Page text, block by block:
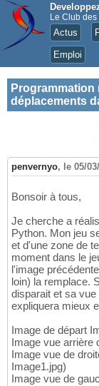
Le Club
Actus
Emploi
déplacements
penvernyo, le 05/
Bonsoir à tous,
Je cherche a
Python. Mon jeu
et d'une zone de
moment dans le
l'image
loin) la remplace.
disparait et sa
expliquera mieux
Image de départ
Image vue arrière
Image vue de
Image1.jpg)
Image vue de